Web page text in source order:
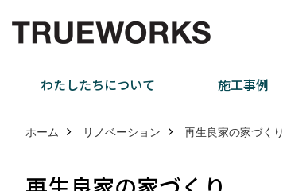
わたしたちについて 施工事例
ホーム リノベーション 再生良家の家づくり